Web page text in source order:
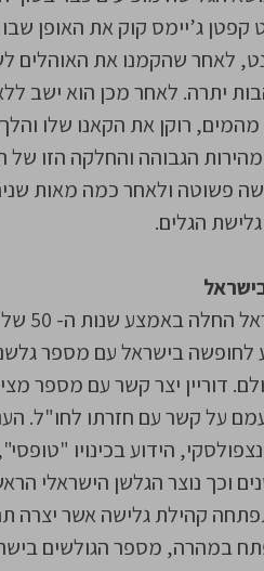
קפטן ג’יימס קוק את האופן
לאחר שהקמנו את האוהלים
יתרה. לאחר מכן הוא ישב
רוקן את הקאנו שלו
הגבוהה והחלקה הזו של
פשוטה ולאחר כמה מאות
הגלים.
לחופשה בישראל עם מספר
דוריין יצר קשר עם מספר
על קשר עם חזרתו לחו"ל.
הידוע בכינויו
וכך נוצר הגלשן הישראלי
קהילת גלישה אשר יצרה